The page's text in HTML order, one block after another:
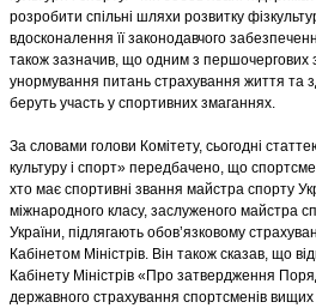
розробити спільні шляхи розвитку
вдосконалення її законодавчого
також зазначив, що одним з першочергових
унормування питань страхування життя та
беруть участь у спортивних змаганнях.
За словами голови Комітету, сьогодні
культуру і спорт» передбачено, що
хто має спортивні звання майстра спорту
міжнародного класу, заслуженого майстра
України, підлягають обов’язковому
Кабінетом Міністрів. Він також сказав, що
Кабінету Міністрів «Про затвердження
державного страхування спортсменів вищих